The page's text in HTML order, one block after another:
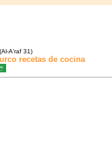
A'raf 31)
recetas de cocina